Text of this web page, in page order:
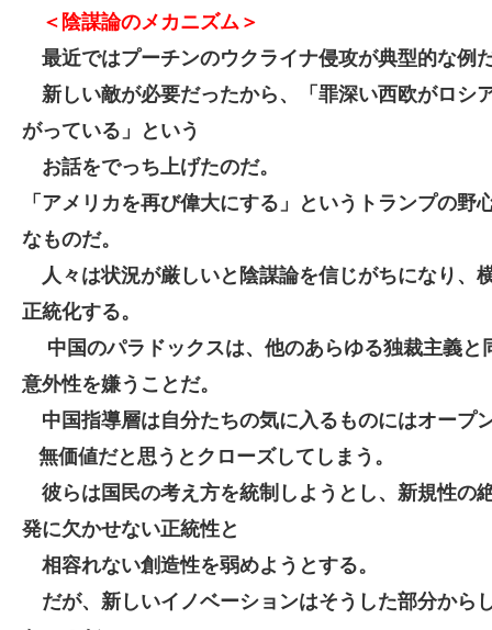
＜陰謀論のメカニズム＞
最近ではプーチンのウクライナ侵攻が典型的な例
新しい敵が必要だったから、「罪深い西欧がロシ
がっている」という
お話をでっち上げたのだ。
「アメリカを再び偉大にする」というトランプの野
なものだ。
人々は状況が厳しいと陰謀論を信じがちになり、
正統化する。
中国のパラドックスは、他のあらゆる独裁主義と
意外性を嫌うことだ。
中国指導層は自分たちの気に入るものにはオープ
無価値だと思うとクローズしてしまう。
彼らは国民の考え方を統制しようとし、新規性の
発に欠かせない正統性と
相容れない創造性を弱めようとする。
だが、新しいイノベーションはそうした部分から